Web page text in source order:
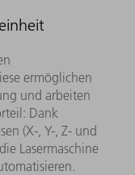
ermöglichen
und arbeiten
Dank
(X-, Y-, Z- und
Lasermaschine